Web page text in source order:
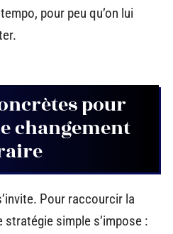
pour peu qu’on lui
pour
changement
Pour raccourcir la
stratégie simple s’impose :